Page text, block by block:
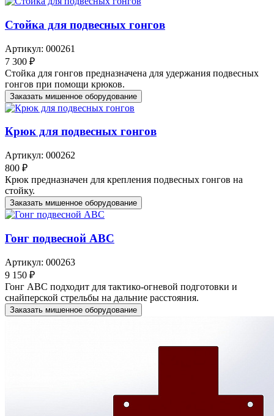
Стойка для подвесных гонгов
Артикул: 000261
7 300 ₽
Стойка для гонгов предназначена для удержания подвесных
гонгов при помощи крюков.
Заказать мишенное оборудование
Крюк для подвесных гонгов
Артикул: 000262
800 ₽
Крюк предназначен для крепления подвесных гонгов на
стойку.
Заказать мишенное оборудование
Гонг подвесной ABC
Артикул: 000263
9 150 ₽
Гонг АВС подходит для тактико-огневой подготовки и
снайперской стрельбы на дальние расстояния.
Заказать мишенное оборудование